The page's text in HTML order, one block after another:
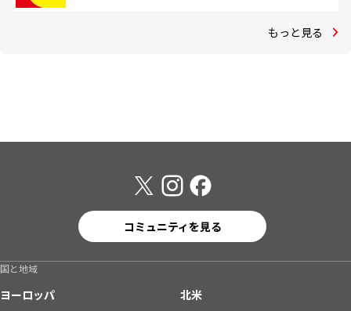
もっと見る
コミュニティを見る
国と地域
ヨーロッパ
北米